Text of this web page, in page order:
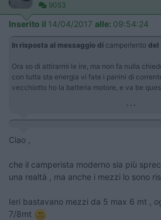
9053
Inserito il 14/04/2017 alle: 09:54:24
In risposta al messaggio di camperlento del
Ora so di attirarmi le ire, ma non fa nulla
con tutta sta energia vi fate i panini di
vecchiotto ho la batteria motore, e va be
...
Ciao ,
che il camperista moderno sia più
una realtà , ma anche i mezzi lo sono
Ieri bastavano mezzi da 5 max 6 mt ,
7/8mt